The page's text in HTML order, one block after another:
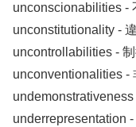
unconscionabilities ‐
unconstitutionality ‐
uncontrollabilities ‐
unconventionalities ‐
undemonstrativeness
underrepresentation